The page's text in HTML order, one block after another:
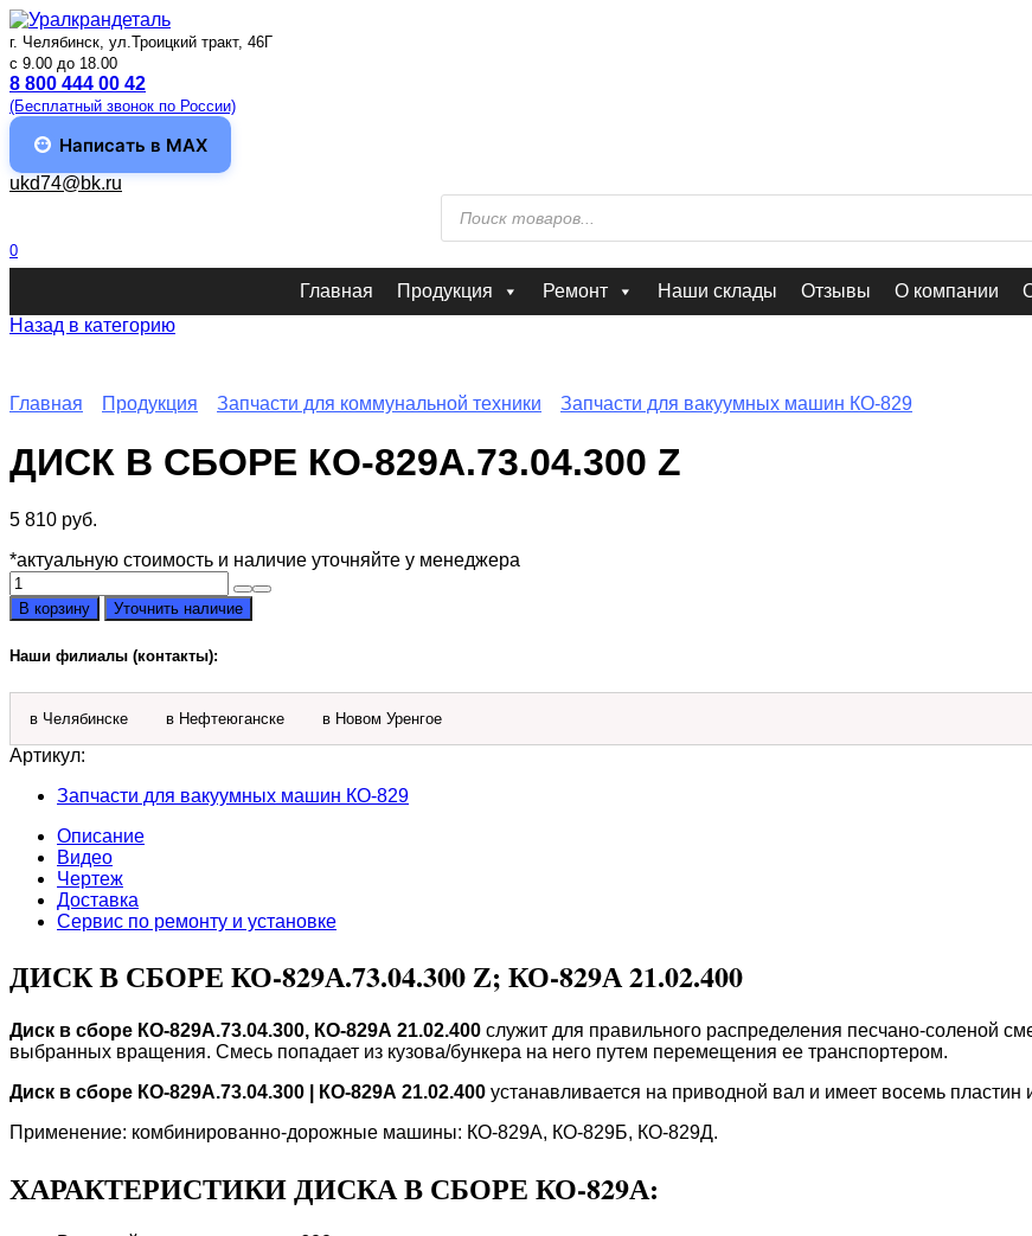
Перейти
к
содержанию
г. Челябинск, ул.Троицкий тракт, 46Г
c 9.00 до 18.00
8 800 444 00 42
(Бесплатный звонок по России)
Написать в MAX
ukd74@bk.ru
Поиск
товаров
0
Главная Продукция Ремонт Наши склады Отзывы О компании
Назад в категорию
Главная Продукция Запчасти для коммунальной техники Запчасти для вакуумных машин КО-829
ДИСК В СБОРЕ КО-829А.73.04.300 Z
5 810 руб.
*актуальную стоимость и наличие уточняйте у менеджера
Количество
товара
Диск
в
сборе
КО-829А.73.04.300
В корзину Уточнить наличие
Наши филиалы (контакты):
в Челябинске в Нефтеюганске в Новом Уренгое
Артикул:
Запчасти для вакуумных машин КО-829
Описание
Видео
Чертеж
Доставка
Сервис по ремонту и установке
ДИСК В СБОРЕ КО-829А.73.04.300 Z; КО-829А 21.02.400
Диск в сборе КО-829А.73.04.300, КО-829А 21.02.400 служит для правильного распределения песчано-соленой
выбранных вращения. Смесь попадает из кузова/бункера на него путем перемещения ее транспортером.
Диск в сборе КО-829А.73.04.300 | КО-829А 21.02.400 устанавливается на приводной вал и имеет восемь
Применение: комбинированно-дорожные машины: КО-829А, КО-829Б, КО-829Д.
ХАРАКТЕРИСТИКИ ДИСКА В СБОРЕ КО-829А: